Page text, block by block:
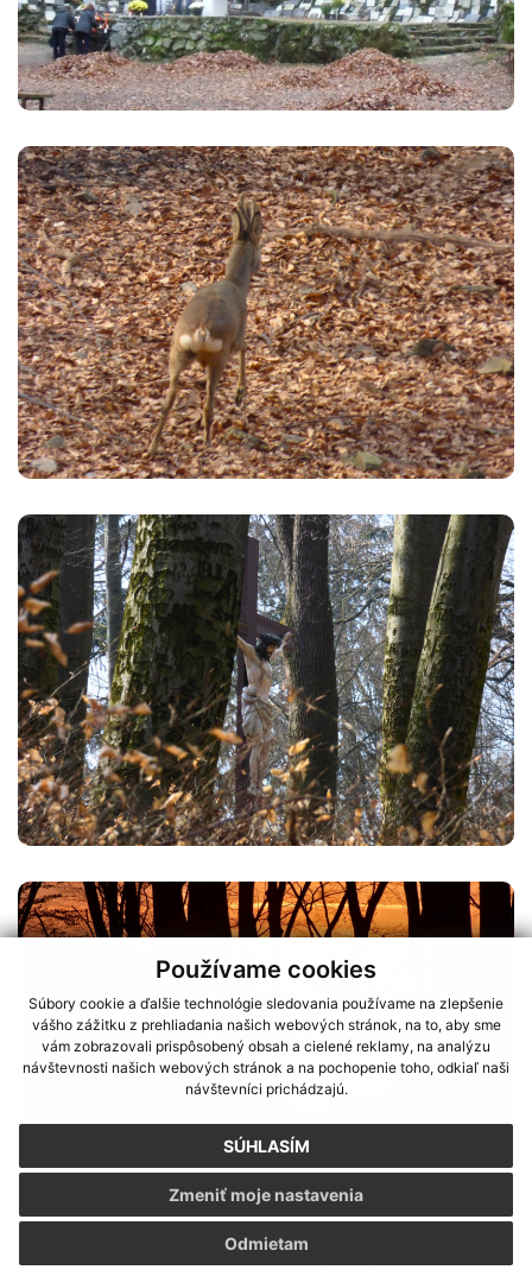
Používame cookies
Súbory cookie a ďalšie technológie sledovania používame na zlepšenie
vášho zážitku z prehliadania našich webových stránok, na to, aby sme
vám zobrazovali prispôsobený obsah a cielené reklamy, na analýzu
návštevnosti našich webových stránok a na pochopenie toho, odkiaľ naši
návštevníci prichádzajú.
SÚHLASÍM
Odmietam
Zmeniť moje nastavenia